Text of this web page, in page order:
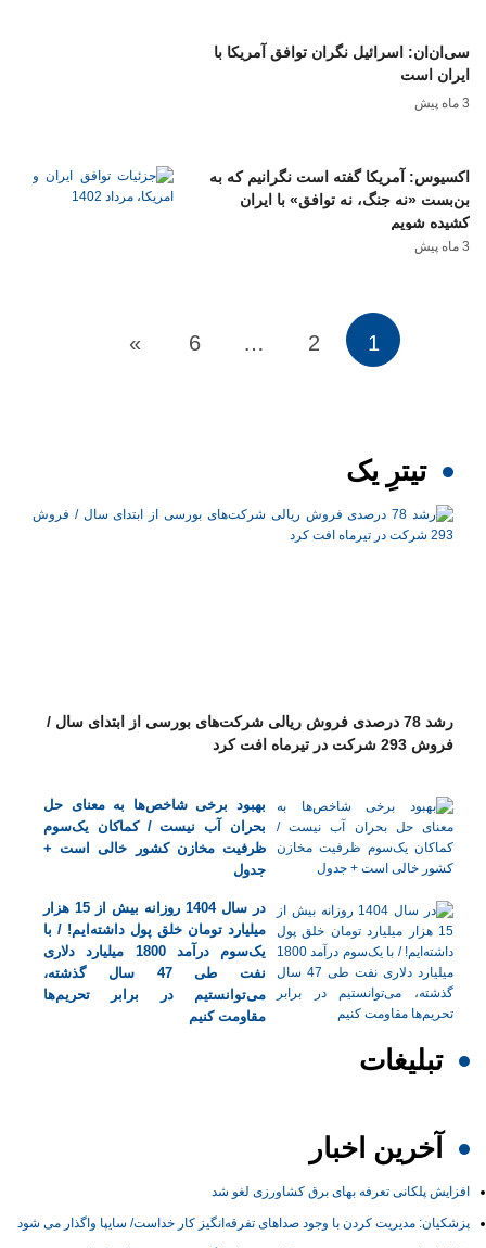
سی‌ان‌ان: اسرائیل نگران توافق آمریکا با
ایران است
3 ماه پیش
اکسیوس: آمریکا گفته‌ است نگرانیم که به
بن‌بست «نه جنگ، نه توافق» با ایران
کشیده شویم
3 ماه پیش
1
2
…
6
»
تیترِ یک
رشد 78 درصدی فروش ریالی شرکت‌های بورسی از ابتدای سال /
فروش 293 شرکت در تیرماه افت کرد
بهبود برخی شاخص‌ها به معنای حل
بحران آب نیست / کماکان یک‌سوم
ظرفیت مخازن کشور خالی است +
جدول
در سال 1404 روزانه بیش از 15 هزار
میلیارد تومان خلق پول داشته‌ایم! / با
یک‌سوم درآمد 1800 میلیارد دلاری
نفت طی 47 سال گذشته،
می‌توانستیم در برابر تحریم‌ها
مقاومت کنیم
تبلیغات
آخرین اخبار
افزایش پلکانی تعرفه بهای برق کشاورزی لغو شد
پزشکیان: مدیریت کردن با وجود صداهای تفرقه‌انگیز کار خداست/ سایپا واگذار می شود